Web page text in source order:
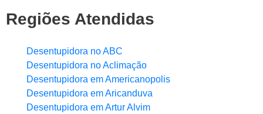
Regiões Atendidas
Desentupidora no ABC
Desentupidora no Aclimação
Desentupidora em Americanopolis
Desentupidora em Aricanduva
Desentupidora em Artur Alvim